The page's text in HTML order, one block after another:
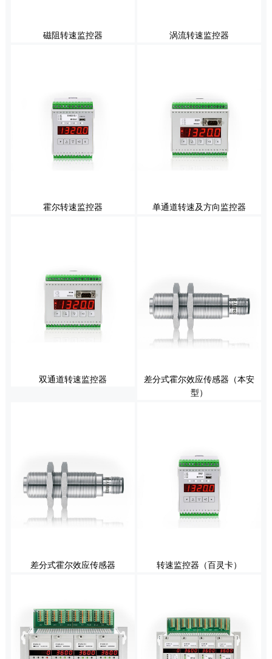
磁阻转速监控器 涡流转速监控器
霍尔转速监控器 单通道转速及方向监控器
双通道转速监控器
差分式霍尔效应传感器（本安
型）
差分式霍尔效应传感器 转速监控器（百灵卡）